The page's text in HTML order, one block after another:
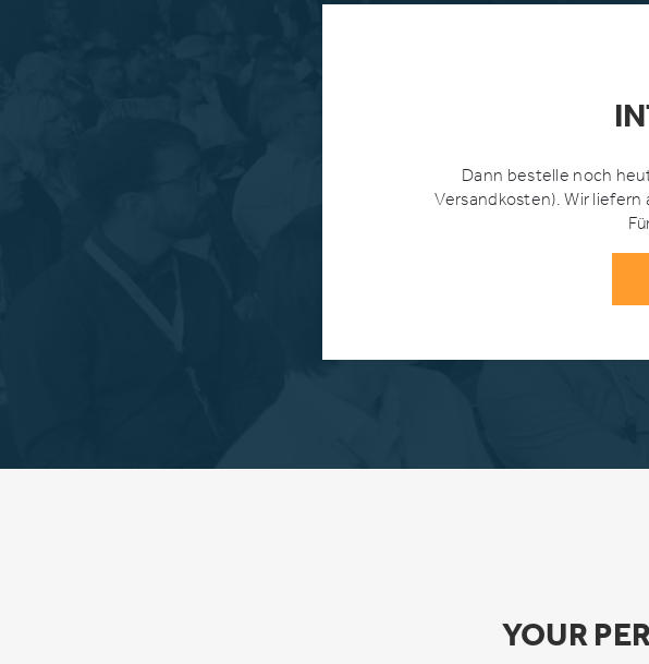
Dann bestelle noch
Versandkosten). Wir liefern
YOUR